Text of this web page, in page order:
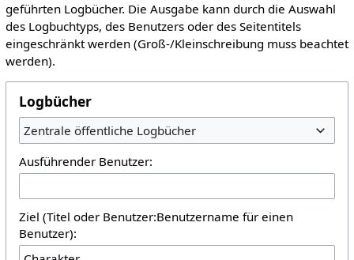
geführten Logbücher. Die Ausgabe kann durch die Auswahl
des Logbuchtyps, des Benutzers oder des Seitentitels
eingeschränkt werden (Groß-/Kleinschreibung muss beachtet
werden).
Logbücher
Zentrale öffentliche Logbücher
Ausführender Benutzer:
Ziel (Titel oder Benutzer:Benutzername für einen
Benutzer):